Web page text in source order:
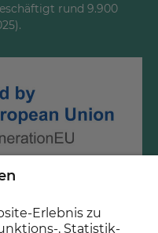
rund 9.900
Landtag